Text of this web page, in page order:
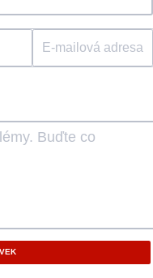
E-mailová adresa